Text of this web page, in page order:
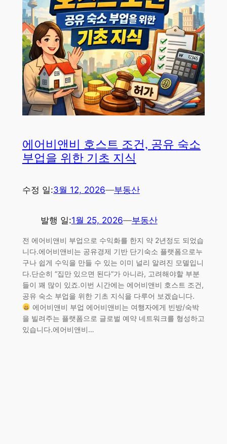
에어비앤비 호스트 조건, 공유 숙소
부업을 위한 기초 지식
수정 일:3월 12, 2026—부동산
발행 일:1월 25, 2026—부동산
전 에어비앤비 부업으로 수익화를 한지 약 2년정도 되었습
니다.에어비앤비는 공유경제 기반 단기숙소 플랫폼으로누
구나 쉽게 수익을 만들 수 있는 이미 널리 알려진 모델입니
다.단순히 “집만 있으면 된다”가 아니라, 고려해야할 부분
들이 꽤 많이 있죠.이번 시간에는 에어비앤비 호스트 조건,
공유 숙소 부업을 위한 기초 지식을 다루어 보겠습니다.
에어비앤비 부업 에어비앤비는 여행자에게 빈방/숙박
을 빌려주는 플랫폼으로 글로벌 예약 네트워크를 형성하고
있습니다.에어비앤비…